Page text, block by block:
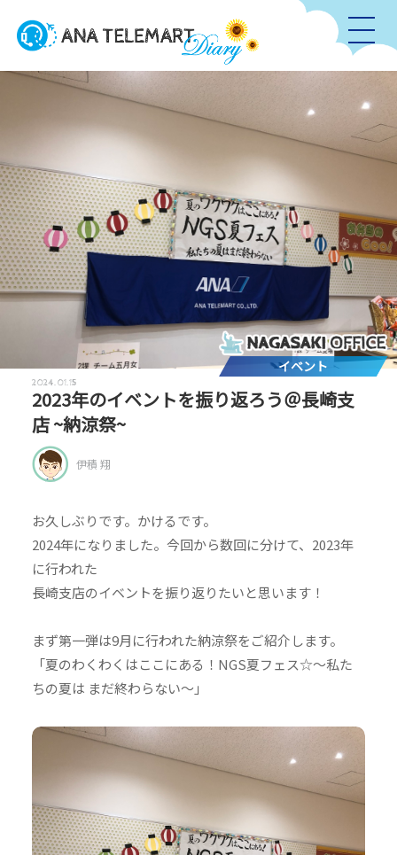
イベント
2024.01.15
2023年のイベントを振り返ろう＠長崎支
店 ~納涼祭~
伊積 翔
お久しぶりです。かけるです。
2024年になりました。今回から数回に分けて、2023年
に行われた
長崎支店のイベントを振り返りたいと思います！
まず第一弾は9月に行われた納涼祭をご紹介します。
「夏のわくわくはここにある！NGS夏フェス☆～私た
ちの夏は まだ終わらない～」